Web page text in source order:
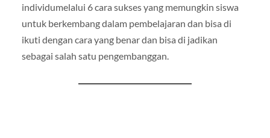
individumelalui 6 cara sukses yang memungkin siswa
untuk berkembang dalam pembelajaran dan bisa di
ikuti dengan cara yang benar dan bisa di jadikan
sebagai salah satu pengembanggan.